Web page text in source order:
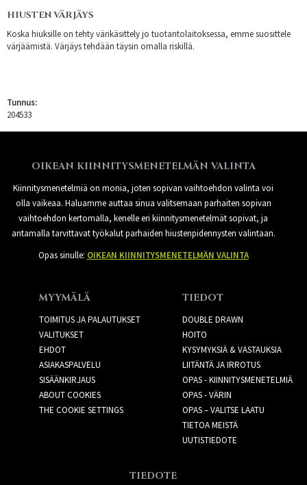
HIUSTEN VÄRJÄYS
Koska hiuksille on tehty värikäsittely jo tuotantolaitoksessa, emme suosittele
värjäämistä. Värjäys tehdään täysin omalla riskillä.
Tunnus:
204533
OIKEAN KIINNITYSMENETELMÄN VALINTA
Kiinnitysmenetelmiä on monia, joten sopivan vaihtoehdon valinta voi
olla vaikeaa. Haluamme auttaa sinua valitsemaan parhaiten sopivan
vaihtoehdon kertomalla, kenelle eri kiinnitysmenetelmät sopivat, ja
antamalla tarvittavat työkalut parhaiden hiustenpidennysten valintaan.
Opas sinulle: OIKEAN KIINNITYSMENETELMÄN VALINTA
MYYMÄLÄ
TOIMITUS JA PALAUTUKSET
VALITUKSET
EHDOT
ASIAKASPALVELU
SISÄÄNKIRJAUS
ABOUT COOKIES
THE COOKIE SETTINGS
TIEDOT
DOUBLE DRAWN
HOITO
KYSYMYKSIÄ & VASTAUKSIA
LIITÄNTÄ JA IRROTUS
OPAS - KIINNITYSMENETELMIÄ
OPAS - VÄRIN
OPAS – VALITSE LAATU
TIETOA MEISTÄ
UUTISTIEDOTE
TIEDOTE